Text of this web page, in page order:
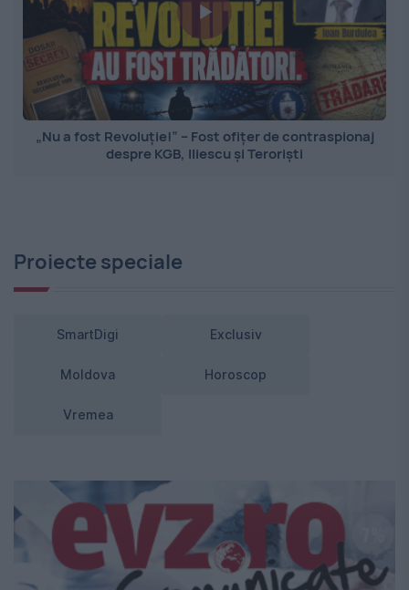
„Nu a fost Revoluție!” – Fost ofițer de contraspionaj
despre KGB, Iliescu și Teroriști
Proiecte speciale
SmartDigi Exclusiv
Moldova Horoscop
Vremea